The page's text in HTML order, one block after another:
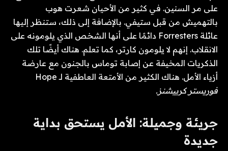
على مر السنين. في كثير من الأحيان شعرت هوب
بالتهميش من قبل ستيفي. بالإضافة إلى ذلك، ستنظر إليها
عائلة Forresters دائمًا على أنها الشخص الذي يلومونه على
الانقلاب. إنهم لا يلومون كارتر، كما تعلم. هناك أيضًا تلك
الذكريات المخيفة عن إصابة توماس بالجنون مع عارضة
أزياء الأمل. هناك الكثير من الأمتعة العاطفية لـ Hope
فوريستر كرييشنز.
جريئة وجميلة: الأمل يستحق بداية
جديدة